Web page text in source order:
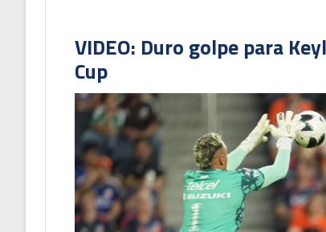
VIDEO: Duro golpe para
Cup